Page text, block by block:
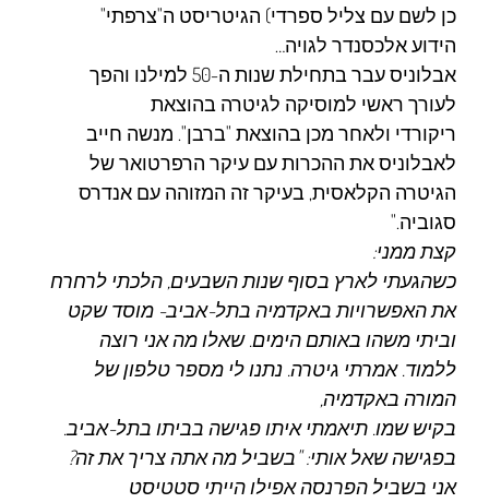
כן לשם עם צליל ספרדי) הגיטריסט ה"צרפתי"
הידוע אלכסנדר לגויה…
אבלוניס עבר בתחילת שנות ה-50 למילנו והפך
לעורך ראשי למוסיקה לגיטרה בהוצאת
ריקורדי ולאחר מכן בהוצאת "ברבן". מנשה חייב
לאבלוניס את ההכרות עם עיקר הרפרטואר של
הגיטרה הקלאסית, בעיקר זה המזוהה עם אנדרס
סגוביה."
קצת ממני:
כשהגעתי לארץ בסוף שנות השבעים, הלכתי לרחרח
את האפשרויות באקדמיה בתל-אביב- מוסד שקט
וביתי משהו באותם הימים. שאלו מה אני רוצה
ללמוד. אמרתי גיטרה. נתנו לי מספר טלפון של
המורה באקדמיה,
בקיש שמו. תיאמתי איתו פגישה בביתו בתל-אביב.
בפגישה שאל אותי: "בשביל מה אתה צריך את זה?
אני בשביל הפרנסה אפילו הייתי סטטיסט